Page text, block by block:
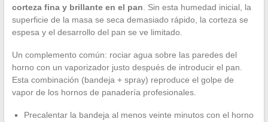
corteza fina y brillante en el pan . Sin esta humedad inicial, la
superficie de la masa se seca demasiado rápido, la corteza se
espesa y el desarrollo del pan se ve limitado.
Un complemento común: rociar agua sobre las paredes del
horno con un vaporizador justo después de introducir el pan.
Esta combinación (bandeja + spray) reproduce el golpe de
vapor de los hornos de panadería profesionales.
Precalentar la bandeja al menos veinte minutos con el horno